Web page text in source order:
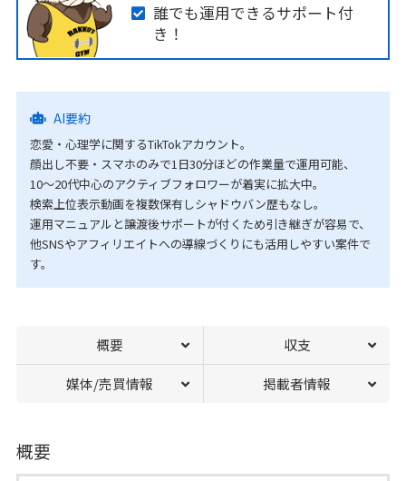
誰でも運用できるサポート付
き！
AI要約
恋愛・心理学に関するTikTokアカウント。
顔出し不要・スマホのみで1日30分ほどの作業量で運用可能、
10〜20代中心のアクティブフォロワーが着実に拡大中。
検索上位表示動画を複数保有しシャドウバン歴もなし。
運用マニュアルと譲渡後サポートが付くため引き継ぎが容易で、
他SNSやアフィリエイトへの導線づくりにも活用しやすい案件で
す。
概要 収支
媒体/売買情報 掲載者情報
概要